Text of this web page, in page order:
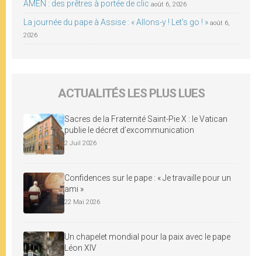
AMEN : des prêtres à portée de clic août 6, 2026
La journée du pape à Assise : « Allons-y ! Let’s go ! » août 6,
2026
ACTUALITÉS LES PLUS LUES
Sacres de la Fraternité Saint-Pie X : le Vatican
publie le décret d’excommunication
2 Juil 2026
Confidences sur le pape : « Je travaille pour un
ami »
22 Mai 2026
Un chapelet mondial pour la paix avec le pape
Léon XIV